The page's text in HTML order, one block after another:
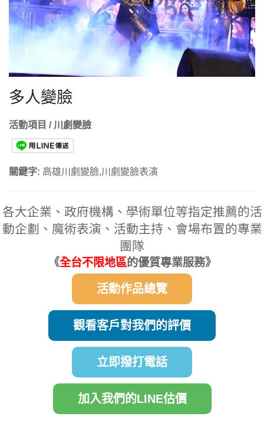
多人變臉
活動項目 / 川劇變臉
關鍵字: 高雄川劇變臉,川劇變臉表演
各大企業、政府機構、學術單位等指定推薦的活
動企劃、魔術表演、活動主持、會場布置的專業
團隊
《全台不限地區的優質專業服務》
活動作品總覽
觀看客戶對我們的評價
立即撥打電話
加入我們的LINE估價